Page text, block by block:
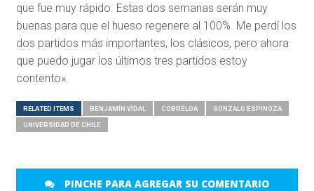
que fue muy rápido. Estas dos semanas serán muy
buenas para que el hueso regenere al 100%. Me perdí los
dos partidos más importantes, los clásicos, pero ahora
que puedo jugar los últimos tres partidos estoy
contento».
RELATED ITEMS BENJAMÍN VIDAL COBRELOA GONZALO ESPINOZA
UNIVERSIDAD DE CHILE
PINCHE PARA AGREGAR SU COMENTARIO